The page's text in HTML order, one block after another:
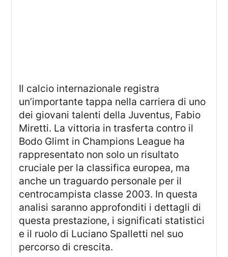
Il calcio internazionale registra
un’importante tappa nella carriera di uno
dei giovani talenti della Juventus, Fabio
Miretti. La vittoria in trasferta contro il
Bodo Glimt in Champions League ha
rappresentato non solo un risultato
cruciale per la classifica europea, ma
anche un traguardo personale per il
centrocampista classe 2003. In questa
analisi saranno approfonditi i dettagli di
questa prestazione, i significati statistici
e il ruolo di Luciano Spalletti nel suo
percorso di crescita.